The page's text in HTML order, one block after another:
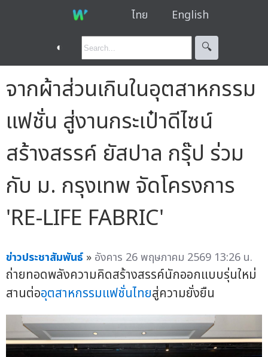
ไทย English
◐ 🔍︎
จากผ้าส่วนเกินในอุตสาหกรรม
แฟชั่น สู่งานกระเป๋าดีไซน์
สร้างสรรค์ ยัสปาล กรุ๊ป ร่วม
กับ ม. กรุงเทพ จัดโครงการ
'RE-LIFE FABRIC'
ข่าวประชาสัมพันธ์ » อังคาร 26 พฤษภาคม 2569 13:26 น.
ถ่ายทอดพลังความคิดสร้างสรรค์นักออกแบบรุ่นใหม่
สานต่ออุตสาหกรรมแฟชั่นไทยสู่ความยั่งยืน